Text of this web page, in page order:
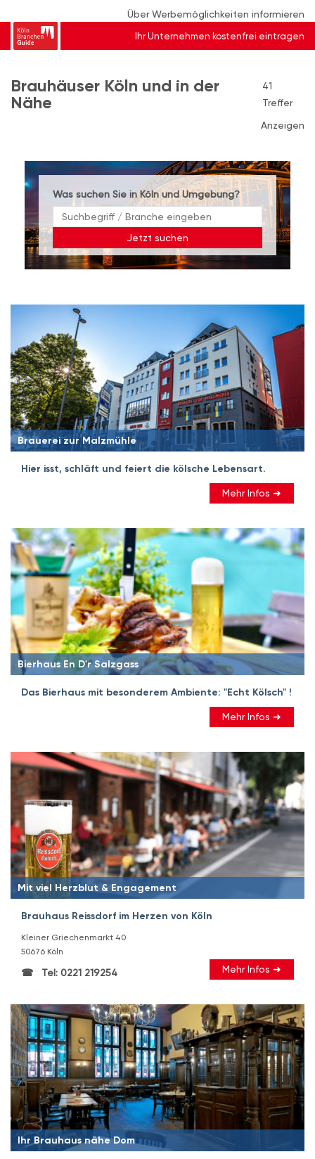
Über Werbemöglichkeiten informieren
Ihr Unternehmen kostenfrei eintragen
Brauhäuser Köln und in der
Nähe
41
Treffer
Anzeigen
Was suchen Sie in Köln und Umgebung?
Jetzt suchen
Brauerei zur Malzmühle
Hier isst, schläft und feiert die kölsche Lebensart.
Mehr Infos ➜
Bierhaus En D'r Salzgass
Das Bierhaus mit besonderem Ambiente: "Echt Kölsch" !
Mehr Infos ➜
Mit viel Herzblut & Engagement
Brauhaus Reissdorf im Herzen von Köln
Kleiner Griechenmarkt 40
50676 Köln
Tel: 0221 219254 Mehr Infos ➜
Ihr Brauhaus nähe Dom